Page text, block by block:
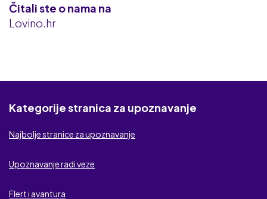
Flert kontakt
Čitali ste o nama na
Lovino.hr
Kategorije stranica za upoznavanje
Najbolje stranice za upoznavanje
Upoznavanje radi veze
Flert i avantura